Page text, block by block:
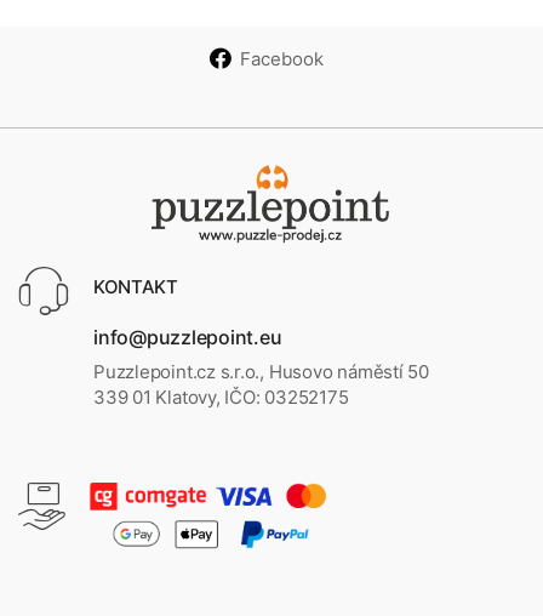
Facebook
KONTAKT
info@puzzlepoint.eu
Puzzlepoint.cz s.r.o., Husovo náměstí 50
339 01 Klatovy, IČO: 03252175